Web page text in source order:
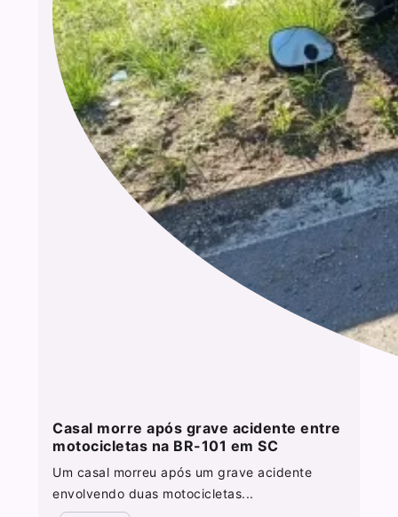
Casal morre após grave acidente entre
motocicletas na BR-101 em SC
Um casal morreu após um grave acidente
envolvendo duas motocicletas...